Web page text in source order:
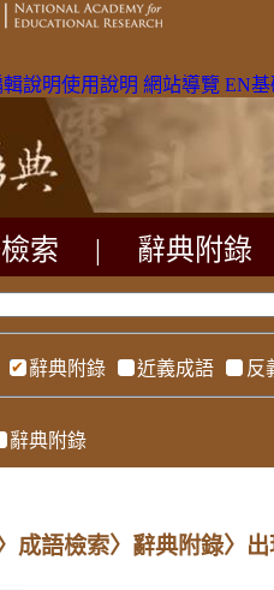
說明使用說明 網站導覽 EN基
索 辭典附錄
辭典附錄 近義成語 反
辭典附錄
成語檢索〉辭典附錄〉